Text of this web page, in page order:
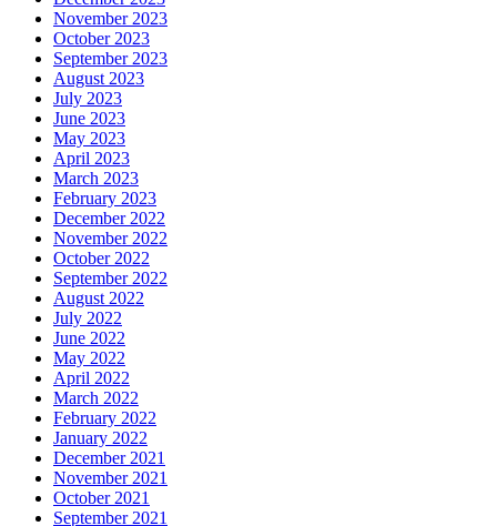
November 2023
October 2023
September 2023
August 2023
July 2023
June 2023
May 2023
April 2023
March 2023
February 2023
December 2022
November 2022
October 2022
September 2022
August 2022
July 2022
June 2022
May 2022
April 2022
March 2022
February 2022
January 2022
December 2021
November 2021
October 2021
September 2021